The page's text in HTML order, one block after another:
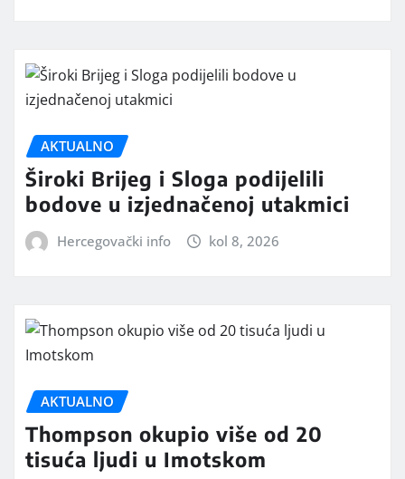
AKTUALNO
Široki Brijeg i Sloga podijelili
bodove u izjednačenoj utakmici
Hercegovački info kol 8, 2026
AKTUALNO
Thompson okupio više od 20
tisuća ljudi u Imotskom